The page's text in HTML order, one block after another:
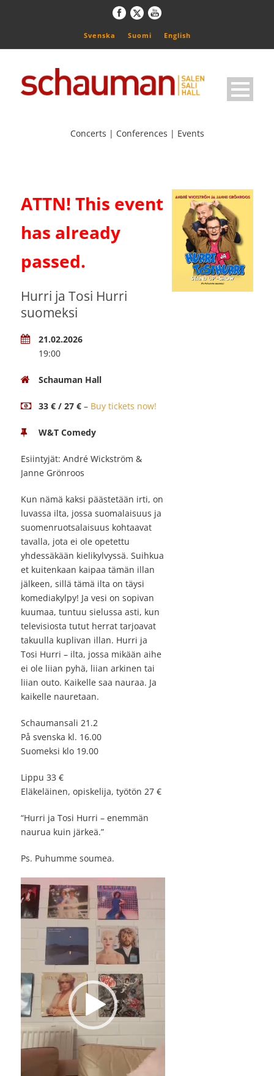
Svenska Suomi English
Concerts | Conferences | Events
ATTN! This event
has already
passed.
Hurri ja Tosi Hurri
suomeksi
21.02.2026
19:00
Schauman Hall
33 € / 27 € – Buy tickets now!
W&T Comedy
Esiintyjät: André Wickström &
Janne Grönroos
Kun nämä kaksi päästetään irti, on
luvassa ilta, jossa suomalaisuus ja
suomenruotsalaisuus kohtaavat
tavalla, jota ei ole opetettu
yhdessäkään kielikylvyssä. Suihkua
et kuitenkaan kaipaa tämän illan
jälkeen, sillä tämä ilta on täysi
komediakylpy! Ja vesi on sopivan
kuumaa, tuntuu sielussa asti, kun
televisiosta tutut herrat tarjoavat
takuulla kuplivan illan. Hurri ja
Tosi Hurri – ilta, jossa mikään aihe
ei ole liian pyhä, liian arkinen tai
liian outo. Kaikelle saa nauraa. Ja
kaikelle nauretaan.
Schaumansali 21.2
På svenska kl. 16.00
Suomeksi klo 19.00
Lippu 33 €
Eläkeläinen, opiskelija, työtön 27 €
“Hurri ja Tosi Hurri – enemmän
naurua kuin järkeä.”
Ps. Puhumme soumea.
Video
Player